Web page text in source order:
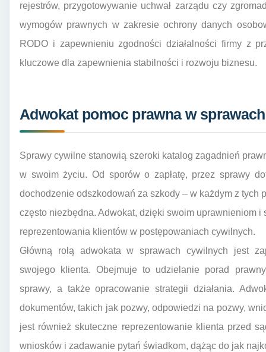
rejestrów, przygotowywanie uchwał zarządu czy
wymogów prawnych w zakresie ochrony danych
RODO i zapewnieniu zgodności działalności firmy z
kluczowe dla zapewnienia stabilności i rozwoju biznesu.
Adwokat pomoc prawna w
Sprawy cywilne stanowią szeroki katalog zagadnień
w swoim życiu. Od sporów o zapłatę, przez sprawy
dochodzenie odszkodowań za szkody – w każdym z tych
często niezbędna. Adwokat, dzięki swoim uprawnieniom
reprezentowania klientów w postępowaniach cywilnych.
Główną rolą adwokata w sprawach cywilnych jest
swojego klienta. Obejmuje to udzielanie porad
sprawy, a także opracowanie strategii działania.
dokumentów, takich jak pozwy, odpowiedzi na pozwy,
jest również skuteczne reprezentowanie klienta przed
wniosków i zadawanie pytań świadkom, dążąc do jak